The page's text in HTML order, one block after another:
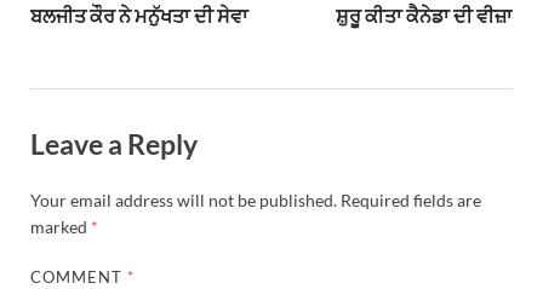
ਬਲਜੀਤ ਕੌਰ ਨੇ ਮਨੁੱਖਤਾ ਦੀ ਸੇਵਾ
ਸ਼ੁਰੂ ਕੀਤਾ ਕੈਨੇਡਾ ਦੀ ਵੀਜ਼ਾ
Leave a Reply
Your email address will not be published. Required fields are
marked *
COMMENT *